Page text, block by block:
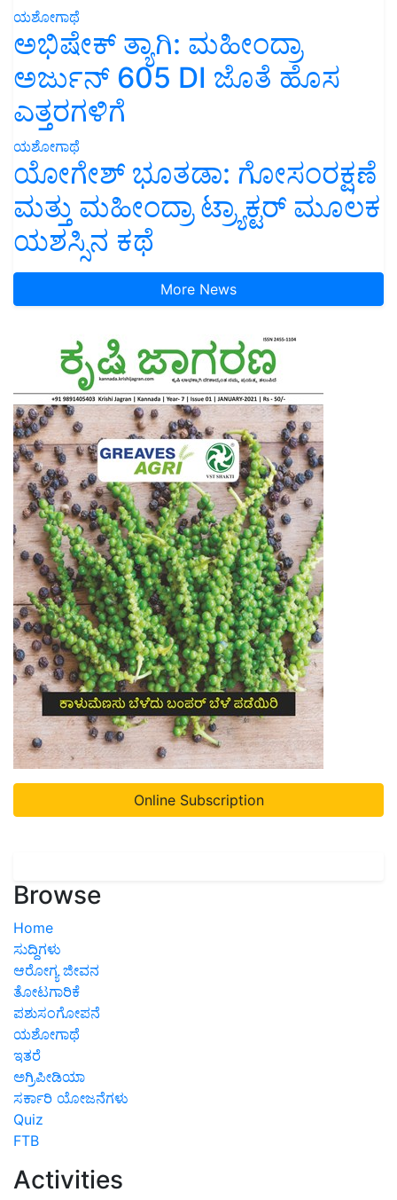
ಯಶೋಗಾಥೆ
ಅಭಿಷೇಕ್ ತ್ಯಾಗಿ: ಮಹೀಂದ್ರಾ
ಅರ್ಜುನ್ 605 DI ಜೊತೆ ಹೊಸ
ಎತ್ತರಗಳಿಗೆ
ಯಶೋಗಾಥೆ
ಯೋಗೇಶ್ ಭೂತಡಾ: ಗೋಸಂರಕ್ಷಣೆ
ಮತ್ತು ಮಹೀಂದ್ರಾ ಟ್ರ್ಯಾಕ್ಟರ್ ಮೂಲಕ
ಯಶಸ್ಸಿನ ಕಥೆ
More News
Online Subscription
Browse
Home
ಸುದ್ದಿಗಳು
ಆರೋಗ್ಯ ಜೀವನ
ತೋಟಗಾರಿಕೆ
ಪಶುಸಂಗೋಪನೆ
ಯಶೋಗಾಥೆ
ಇತರೆ
ಅಗ್ರಿಪೀಡಿಯಾ
ಸರ್ಕಾರಿ ಯೋಜನೆಗಳು
Quiz
FTB
Activities